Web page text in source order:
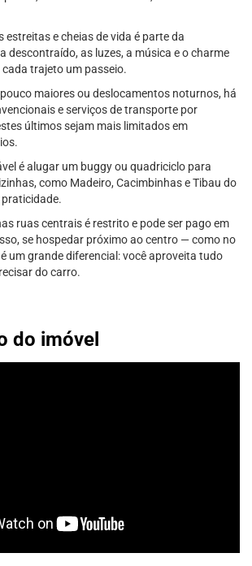
estreitas e cheias de vida é parte da
descontraído, as luzes, a música e o charme
trajeto um passeio.
maiores ou deslocamentos noturnos, há
e serviços de transporte por
últimos sejam mais limitados em
é alugar um buggy ou quadriciclo para
como Madeiro, Cacimbinhas e Tibau do
praticidade.
ruas centrais é restrito e pode ser pago em
se hospedar próximo ao centro — como no
um grande diferencial: você aproveita tudo
do carro.
do imóvel